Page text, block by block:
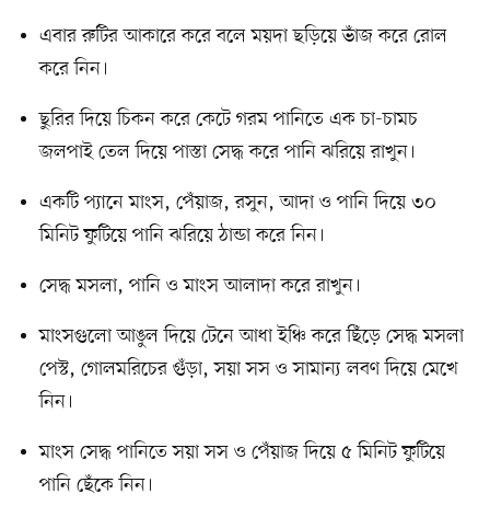
এবার রুটির আকারে করে বলে ময়দা ছড়িয়ে ভাঁজ করে রোল
করে নিন।
ছুরির দিয়ে চিকন করে কেটে গরম পানিতে এক চা-চামচ
জলপাই তেল দিয়ে পাস্তা সেদ্ধ করে পানি ঝরিয়ে রাখুন।
একটি প্যানে মাংস, পেঁয়াজ, রসুন, আদা ও পানি দিয়ে ৩০
মিনিট ফুটিয়ে পানি ঝরিয়ে ঠান্ডা করে নিন।
সেদ্ধ মসলা, পানি ও মাংস আলাদা করে রাখুন।
মাংসগুলো আঙুল দিয়ে টেনে আধা ইঞ্চি করে ছিঁড়ে সেদ্ধ মসলা
পেস্ট, গোলমরিচের গুঁড়া, সয়া সস ও সামান্য লবণ দিয়ে মেখে
নিন।
মাংস সেদ্ধ পানিতে সয়া সস ও পেঁয়াজ দিয়ে ৫ মিনিট ফুটিয়ে
পানি ছেঁকে নিন।